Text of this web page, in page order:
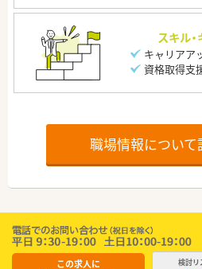
スキル
キャリアア
資格取得支
職場情報について
この求人に 検討リ